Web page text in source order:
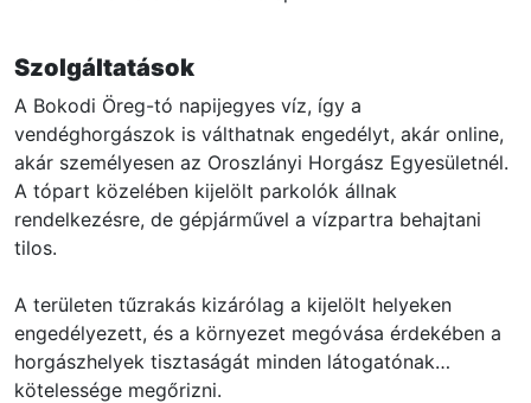
Szolgáltatások
A Bokodi Öreg-tó napijegyes víz, így a
vendéghorgászok is válthatnak engedélyt, akár online,
akár személyesen az Oroszlányi Horgász Egyesületnél.
A tópart közelében kijelölt parkolók állnak
rendelkezésre, de gépjárművel a vízpartra behajtani
tilos.
A területen tűzrakás kizárólag a kijelölt helyeken
engedélyezett, és a környezet megóvása érdekében a
horgászhelyek tisztaságát minden látogatónak
kötelessége megőrizni.